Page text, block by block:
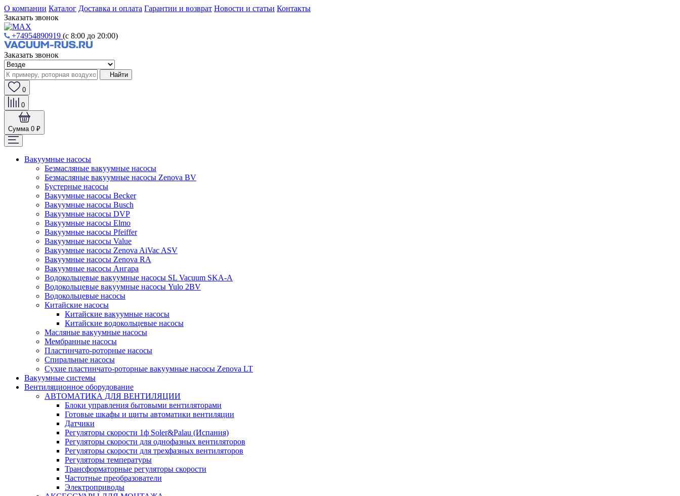
О компании Каталог Доставка и оплата Гарантии и возврат Новости и статьи Контакты
Заказать звонок
+74954890919 (с 8:00 до 20:00)
Заказать звонок
Найти
0
0
Сумма 0 ₽
Вакуумные насосы
Безмасляные вакуумные насосы
Безмасляные вакуумные насосы Zenova BV
Бустерные насосы
Вакуумные насосы Becker
Вакуумные насосы Busch
Вакуумные насосы DVP
Вакуумные насосы Elmo
Вакуумные насосы Pfeiffer
Вакуумные насосы Value
Вакуумные насосы Zenova AiVac ASV
Вакуумные насосы Zenova RA
Вакуумные насосы Ангара
Водокольцевые вакуумные насосы SL Vacuum SKA-A
Водокольцевые вакуумные насосы Yulo 2BV
Водокольцевые насосы
Китайские насосы
Китайские вакуумные насосы
Китайские водокольцевые насосы
Масляные вакуумные насосы
Мембранные насосы
Пластинчато-роторные насосы
Спиральные насосы
Сухие пластинчато-роторные вакуумные насосы Zenova LT
Вакуумные системы
Вентиляционное оборудование
АВТОМАТИКА ДЛЯ ВЕНТИЛЯЦИИ
Блоки управления бытовыми вентиляторами
Готовые шкафы и щиты автоматики вентиляции
Датчики
Регуляторы скорости 1ф Soler&Palau (Испания)
Регуляторы скорости для однофазных вентиляторов
Регуляторы скорости для трехфазных вентиляторов
Регуляторы температуры
Трансформаторные регуляторы скорости
Частотные преобразователи
Электроприводы